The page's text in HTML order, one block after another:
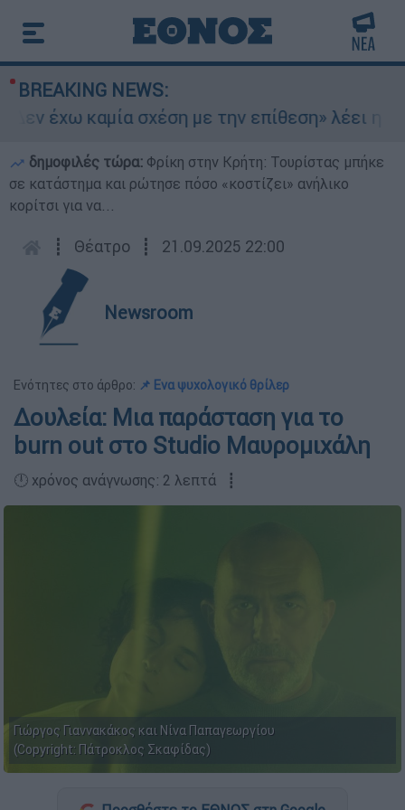
BREAKING NEWS:
έχω καμία σχέση με την επίθεση» λέει η
δημοφιλές τώρα: Φρίκη στην Κρήτη: Τουρίστας μπήκε
σε κατάστημα και ρώτησε πόσο «κοστίζει» ανήλικο
κορίτσι για να...
┋ Θέατρο ┋ 21.09.2025 22:00
Newsroom
Ενότητες στο άρθρο: 📌 Eνα ψυχολογικό θρίλερ
Δουλεία: Μια παράσταση για το
burn out στο Studio Μαυρομιχάλη
🕛 χρόνος ανάγνωσης: 2 λεπτά ┋
Γιώργος Γιαννακάκος και Νίνα Παπαγεωργίου
(Copyright: Πάτροκλος Σκαφίδας)